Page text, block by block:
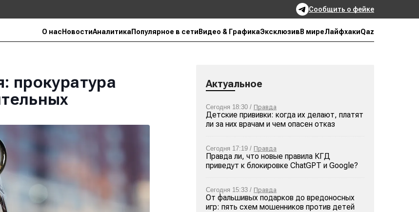
Сообщить о фейке
О нас НовостиАналитика Популярное в сети Видео & ГрафикаЭксклюзив В миреЛайфхакиQaz
прокуратура
Актуальное
Сегодня 18:30 / Правда
Детские прививки: когда их делают, платят
ли за них врачам и чем опасен отказ
Сегодня 17:19 / Правда
Правда ли, что новые правила КГД
приведут к блокировке ChatGPT и Google?
Сегодня 15:33 / Правда
От фальшивых подарков до вредоносных
игр: пять схем мошенников против детей